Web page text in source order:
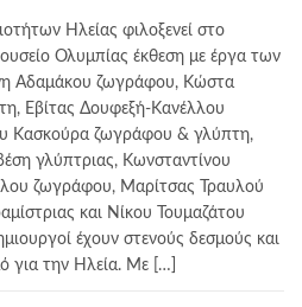
Ηλείας φιλοξενεί στο
Ολυμπίας έκθεση με έργα των
Αδαμάκου ζωγράφου, Κώστα
Εβίτας Δουφεξή-Κανέλλου
Κασκούρα ζωγράφου & γλύπτη,
γλύπτριας, Κωνσταντίνου
ζωγράφου, Μαρίτσας Τραυλού
και Νίκου Τουμαζάτου
έχουν στενούς δεσμούς και
για την Ηλεία. Με […]